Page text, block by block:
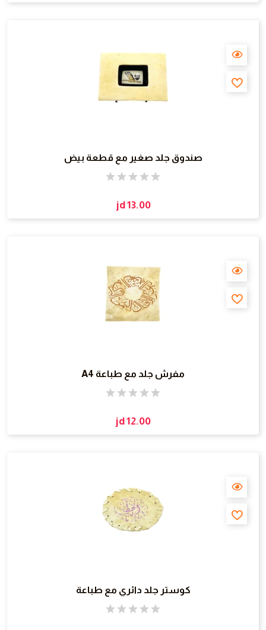
صندوق جلد صغير مع قطعة بيض
jd 13.00
مفرش جلد مع طباعة A4
jd 12.00
كوستر جلد دائري مع طباعة